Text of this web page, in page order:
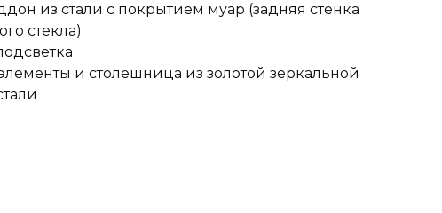
из стали с покрытием муар (задняя стенка
стекла)
и столешница из золотой зеркальной